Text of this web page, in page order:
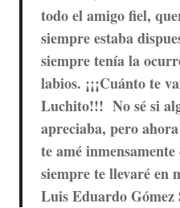
todo el amigo fiel,
siempre estaba
siempre tenía la
labios. ¡¡¡Cuánto te
Luchito!!! No sé si
apreciaba, pero
te amé
siempre te llevaré en
Luis Eduardo Gómez